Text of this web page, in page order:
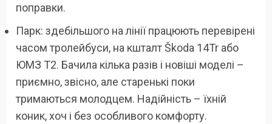
поправки.
Парк: здебільшого на лінії працюють перевірені
часом тролейбуси, на кшталт Škoda 14Tr або
ЮМЗ Т2. Бачила кілька разів і новіші моделі –
приємно, звісно, але старенькі поки
тримаються молодцем. Надійність – їхній
коник, хоч і без особливого комфорту.